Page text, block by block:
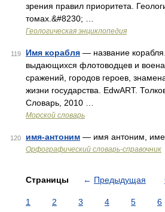
зрения правил приоритета.
томах.&#8230; …
Геологическая энциклопедия
119 Имя корабля — название
выдающихся флотоводцев и
сражений, городов героев,
жизни государства. EdwART.
Словарь, 2010 …
Морской словарь
120 имя-антоним — имя антоним,
Орфографический словарь-справочник
Страницы ← Предыдущая
1 2 3 4 5 6